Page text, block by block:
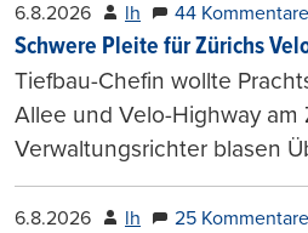
6.8.2026 lh 44 Kommentare
Schwere Pleite für Zürichs
Tiefbau-Chefin wollte
Allee und Velo-Highway am
Verwaltungsrichter blasen
6.8.2026 lh 25 Kommentare